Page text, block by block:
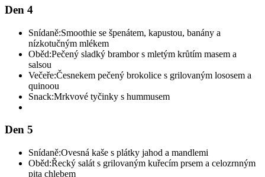
Den 4
Snídaně:Smoothie se špenátem, kapustou, banány a
nízkotučným mlékem
Oběd:Pečený sladký brambor s mletým krůtím masem a
salsou
Večeře:Česnekem pečený brokolice s grilovaným lososem a
quinoou
Snack:Mrkvové tyčinky s hummusem
Den 5
Snídaně:Ovesná kaše s plátky jahod a mandlemi
Oběd:Řecký salát s grilovaným kuřecím prsem a celozrnným
pita chlebem